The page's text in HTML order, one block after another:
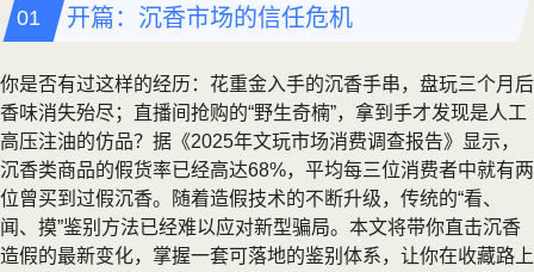
开篇：沉香市场的信任危机
你是否有过这样的经历：花重金入手的沉香手串，盘玩三个月后
香味消失殆尽；直播间抢购的“野生奇楠”，拿到手才发现是人工
高压注油的仿品？据《2025年文玩市场消费调查报告》显示，
沉香类商品的假货率已经高达68%，平均每三位消费者中就有两
位曾买到过假沉香。随着造假技术的不断升级，传统的“看、
闻、摸”鉴别方法已经难以应对新型骗局。本文将带你直击沉香
造假的最新变化，掌握一套可落地的鉴别体系，让你在收藏路上